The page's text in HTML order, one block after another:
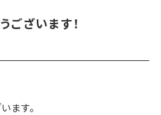
ございます！
ます。